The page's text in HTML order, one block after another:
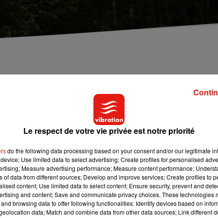
un bois du Loiret a permis d'éclaircir l'identité
le
, a été identifié. Mercredi dernier, un promeneur
et dans un état de décomposition avancé. L’autopsie
de Christine Leplus, une habitante de la commune,
avait été lancé par la gendarmerie. Les causes et la date du
cherchent désormais à reconstituer le parcours de la
Le respect de votre vie privée est notre priorité
do the following data processing based on your consent and/or our legitimate
Use limited data to select advertising; Create profiles for personalised
Measure advertising performance; Measure content performance;
of data from different sources; Develop and improve services; Create profiles to
content; Use limited data to select content; Ensure security, prevent and
and content; Save and communicate privacy choices. These technologies
browsing data to offer following functionalities: Identify devices based on
data; Match and combine data from other data sources; Link different